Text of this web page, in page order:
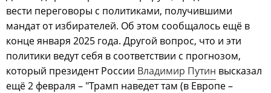
вести переговоры с политиками, получившими
мандат от избирателей. Об этом сообщалось ещё в
конце января 2025 года. Другой вопрос, что и эти
политики ведут себя в соответствии с прогнозом,
который президент России Владимир Путин высказал
ещё 2 февраля – "Трамп наведет там (в Европе –